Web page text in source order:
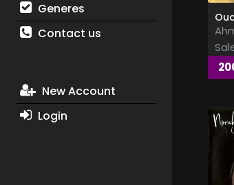
Generes
Contact us
New Account
Login